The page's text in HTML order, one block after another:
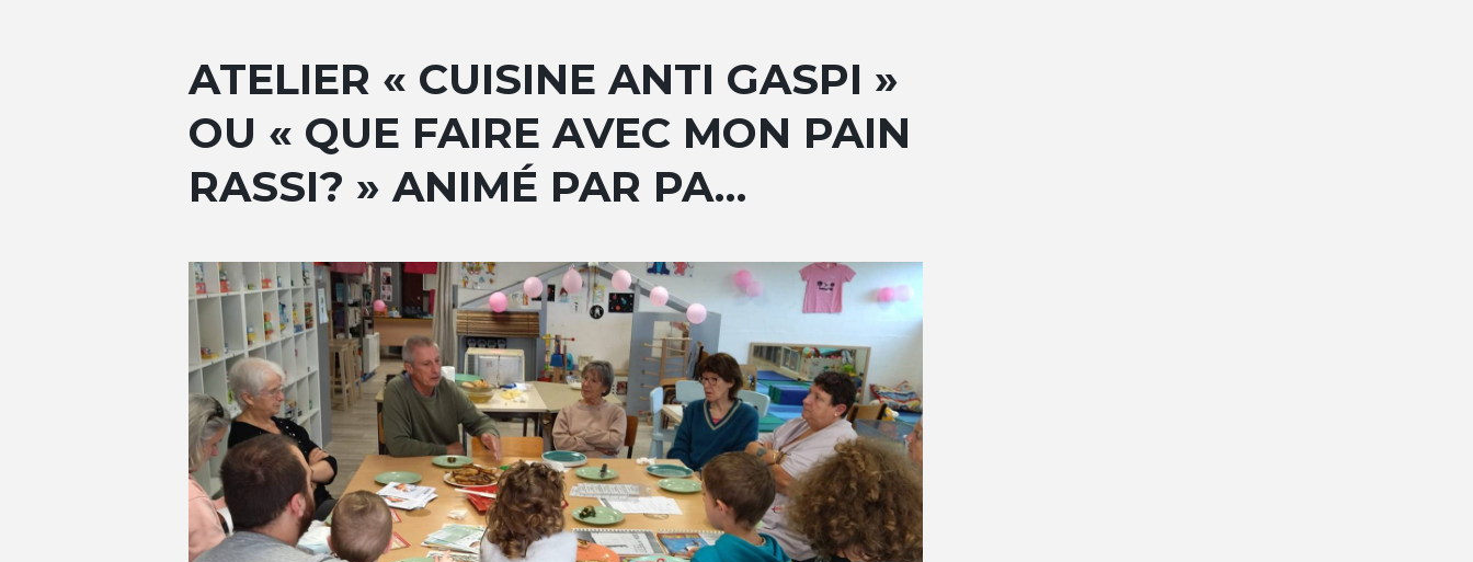
ATELIER « CUISINE ANTI GASPI »
OU « QUE FAIRE AVEC MON PAIN
RASSI? » ANIMÉ PAR PA…